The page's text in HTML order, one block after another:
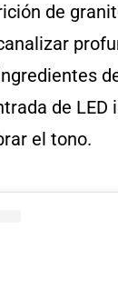
de
de LED
el tono.